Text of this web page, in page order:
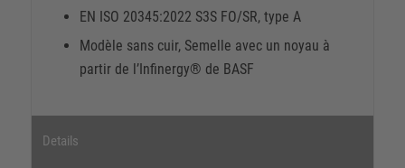
EN ISO 20345:2022 S3S FO/SR, type A
Modèle sans cuir, Semelle avec un noyau à
partir de l’Infinergy® de BASF
Details